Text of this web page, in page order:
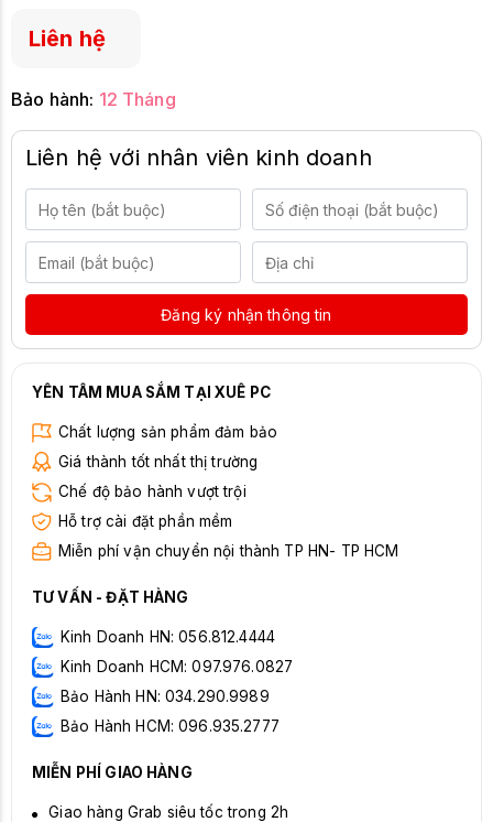
Liên hệ
Bảo hành: 12 Tháng
Liên hệ với nhân viên kinh doanh
Đăng ký nhận thông tin
YÊN TÂM MUA SẮM TẠI XUÊ PC
Chất lượng sản phẩm đảm bảo
Giá thành tốt nhất thị trường
Chế độ bảo hành vượt trội
Hỗ trợ cài đặt phần mềm
Miễn phí vận chuyển nội thành TP HN- TP HCM
TƯ VẤN - ĐẶT HÀNG
Kinh Doanh HN: 056.812.4444
Kinh Doanh HCM: 097.976.0827
Bảo Hành HN: 034.290.9989
Bảo Hành HCM: 096.935.2777
MIỄN PHÍ GIAO HÀNG
Giao hàng Grab siêu tốc trong 2h